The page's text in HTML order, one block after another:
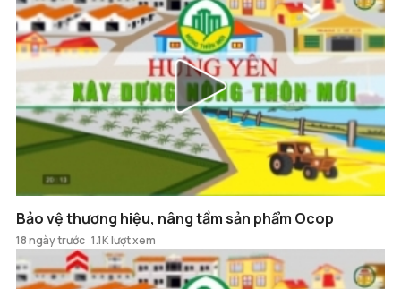
Bảo vệ thương hiệu, nâng tầm sản phẩm Ocop
18 ngày trước 1.1K lượt xem